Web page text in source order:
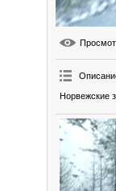
Норвежские